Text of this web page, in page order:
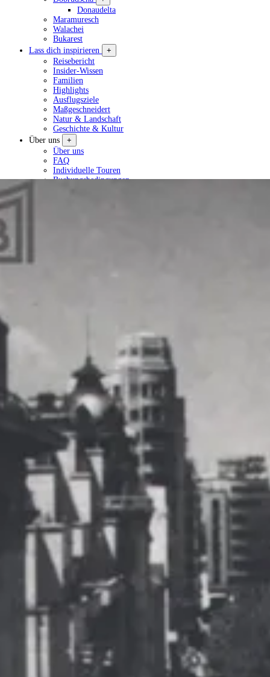
Donaudelta
Maramuresch
Walachei
Bukarest
Lass dich inspirieren
+
Reisebericht
Insider-Wissen
Familien
Highlights
Ausflugsziele
Maßgeschneidert
Natur & Landschaft
Geschichte & Kultur
Über uns
+
Über uns
FAQ
Individuelle Touren
Buchungsbedingungen